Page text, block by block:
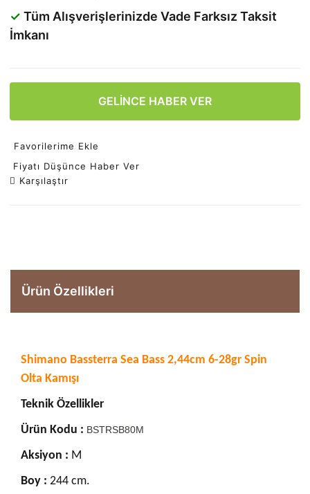
✓ Tüm Alışverişlerinizde Vade Farksız Taksit
İmkanı
GELİNCE HABER VER
Favorilerime Ekle
Fiyatı Düşünce Haber Ver
Karşılaştır
Ürün Özellikleri
Shimano Bassterra Sea Bass 2,44cm 6-28gr Spin
Olta Kamışı
Teknik Özellikler
Ürün Kodu : BSTRSB80M
Aksiyon : M
Boy : 244 cm.